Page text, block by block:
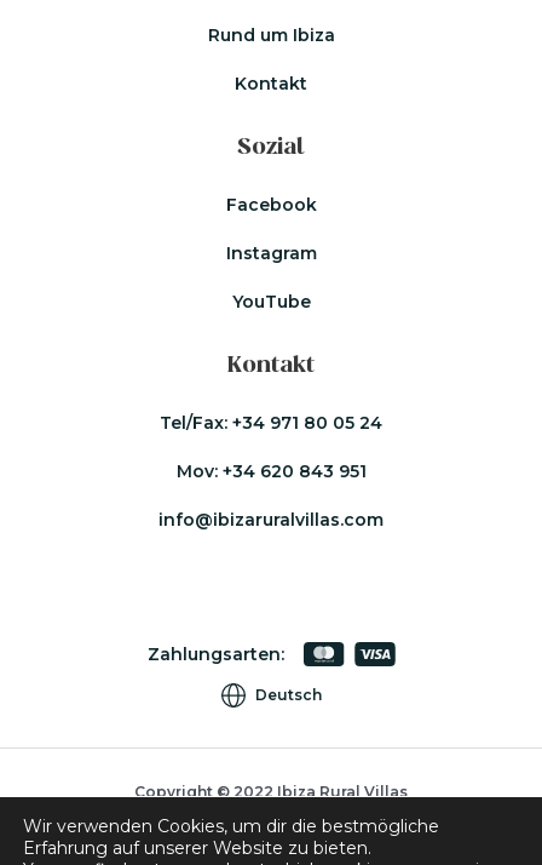
Rund um Ibiza
Kontakt
Sozial
Facebook
Instagram
YouTube
Kontakt
Tel/Fax: +34 971 80 05 24
Mov: +34 620 843 951
info@ibizaruralvillas.com
Zahlungsarten:
Deutsch
Copyright © 2022 Ibiza Rural Villas
Cookies
Wir verwenden Cookies, um dir die bestmögliche
Erfahrung auf unserer Website zu bieten.